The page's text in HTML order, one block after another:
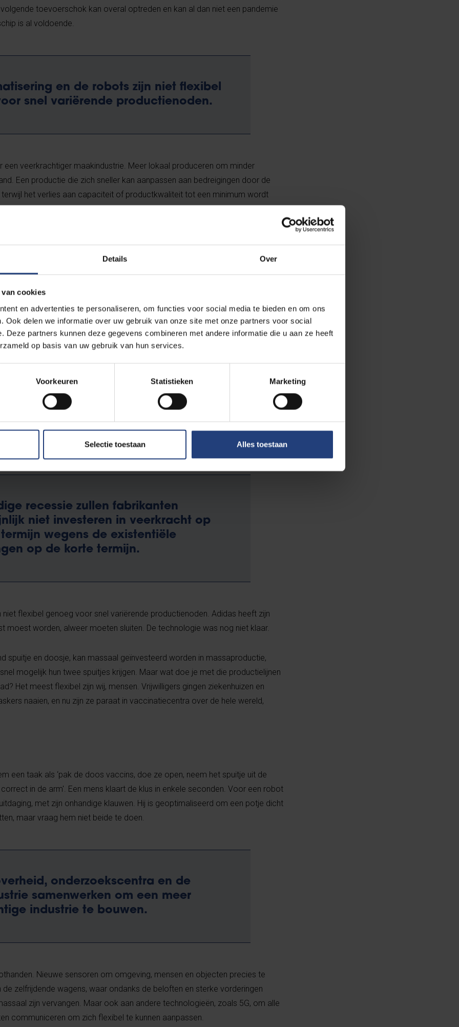
Details Over
van cookies
en advertenties te personaliseren, om functies voor social media te bieden en om ons
Ook delen we informatie over uw gebruik van onze site met onze partners voor social
Deze partners kunnen deze gegevens combineren met andere informatie die u aan ze heeft
op basis van uw gebruik van hun services.
Voorkeuren Statistieken Marketing
Selectie toestaan Alles toestaan
toevoerschok kan overal optreden en kan al dan niet een pandemie
is al voldoende.
en de robots zijn niet flexibel
snel variërende productienoden.
veerkrachtiger maakindustrie. Meer lokaal produceren om minder
Een productie die zich sneller kan aanpassen aan bedreigingen door de
het verlies aan capaciteit of productkwaliteit tot een minimum wordt
van uw nieuwe computer of elektrische fiets vertraging oploopt.
is nodig om lokaal én productief te fabriceren wegens de hoge
moeten namelijk vervoerd en onderhouden worden en fabrieken moeten
recessie zullen fabrikanten
niet investeren in veerkracht op
wegens de existentiële
op de korte termijn.
flexibel genoeg voor snel variërende productienoden. Adidas heeft zijn
moest worden, alweer moeten sluiten. De technologie was nog niet klaar.
spuitje en doosje, kan massaal geïnvesteerd worden in massaproductie,
mogelijk hun twee spuitjes krijgen. Maar wat doe je met die productielijnen
Het meest flexibel zijn wij, mensen. Vrijwilligers gingen ziekenhuizen en
naaien, en nu zijn ze paraat in vaccinatiecentra over de hele wereld,
een taak als ‘pak de doos vaccins, doe ze open, neem het spuitje uit de
in de arm'. Een mens klaart de klus in enkele seconden. Voor een robot
met zijn onhandige klauwen. Hij is geoptimaliseerd om een potje dicht
maar vraag hem niet beide te doen.
onderzoekscentra en de
samenwerken om een meer
industrie te bouwen.
Nieuwe sensoren om omgeving, mensen en objecten precies te
de zelfrijdende wagens, waar ondanks de beloften en sterke vorderingen
zijn vervangen. Maar ook aan andere technologieën, zoals 5G, om alle
communiceren om zich flexibel te kunnen aanpassen.